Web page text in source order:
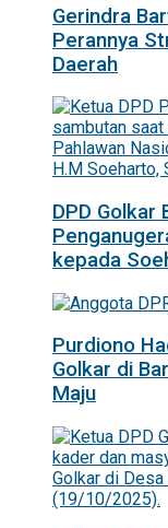
Gerindra
Perannya
Daerah
DPD Golkar
kepada
Purdiono
Golkar di
Maju